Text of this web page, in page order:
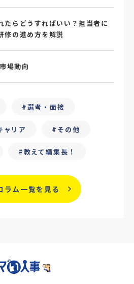
合他社 #タレントプール
#タイパ
護新法 #デイワーク
ワーク #面接
#面接評価シート
#業界別
#労務 #リーダーシップ
#GPA #学歴フィルター
たらどうすればいい？担当者に
修の進め方を解説
場動向
選考・面接
ャリア その他
教えて編集長！
ラム一覧を見る